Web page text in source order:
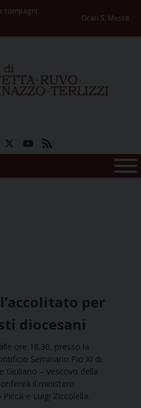
compagni,
Orari S. Messe
InstagramYouTube
per
diocesani
ore 18.30, presso la
Seminario Pio XI di
Giuliano – vescovo della
il ministero
e Luigi Ziccolella.